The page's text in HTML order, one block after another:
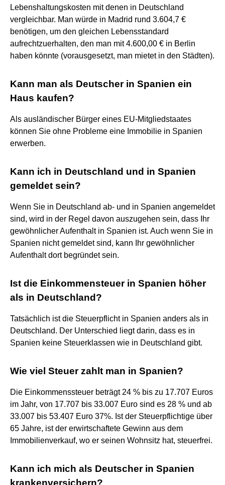
Lebenshaltungskosten mit denen in Deutschland
vergleichbar. Man würde in Madrid rund 3.604,7 €
benötigen, um den gleichen Lebensstandard
aufrechtzuerhalten, den man mit 4.600,00 € in Berlin
haben könnte (vorausgesetzt, man mietet in den Städten).
Kann man als Deutscher in Spanien ein
Haus kaufen?
Als ausländischer Bürger eines EU-Mitgliedstaates
können Sie ohne Probleme eine Immobilie in Spanien
erwerben.
Kann ich in Deutschland und in Spanien
gemeldet sein?
Wenn Sie in Deutschland ab- und in Spanien angemeldet
sind, wird in der Regel davon auszugehen sein, dass Ihr
gewöhnlicher Aufenthalt in Spanien ist. Auch wenn Sie in
Spanien nicht gemeldet sind, kann Ihr gewöhnlicher
Aufenthalt dort begründet sein.
Ist die Einkommensteuer in Spanien höher
als in Deutschland?
Tatsächlich ist die Steuerpflicht in Spanien anders als in
Deutschland. Der Unterschied liegt darin, dass es in
Spanien keine Steuerklassen wie in Deutschland gibt.
Wie viel Steuer zahlt man in Spanien?
Die Einkommenssteuer beträgt 24 % bis zu 17.707 Euros
im Jahr, von 17.707 bis 33.007 Euro sind es 28 % und ab
33.007 bis 53.407 Euro 37%. Ist der Steuerpflichtige über
65 Jahre, ist der erwirtschaftete Gewinn aus dem
Immobilienverkauf, wo er seinen Wohnsitz hat, steuerfrei.
Kann ich mich als Deutscher in Spanien
krankenversichern?